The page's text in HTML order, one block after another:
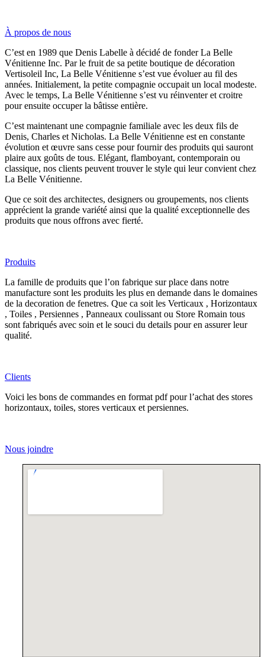
À propos de nous
C’est en 1989 que Denis Labelle à décidé de fonder La Belle
Vénitienne Inc. Par le fruit de sa petite boutique de décoration
Vertisoleil Inc, La Belle Vénitienne s’est vue évoluer au fil des
années. Initialement, la petite compagnie occupait un local modeste.
Avec le temps, La Belle Vénitienne s’est vu réinventer et croitre
pour ensuite occuper la bâtisse entière.
C’est maintenant une compagnie familiale avec les deux fils de
Denis, Charles et Nicholas. La Belle Vénitienne est en constante
évolution et œuvre sans cesse pour fournir des produits qui sauront
plaire aux goûts de tous. Elégant, flamboyant, contemporain ou
classique, nos clients peuvent trouver le style qui leur convient chez
La Belle Vénitienne.
Que ce soit des architectes, designers ou groupements, nos clients
apprécient la grande variété ainsi que la qualité exceptionnelle des
produits que nous offrons avec fierté.
Produits
La famille de produits que l’on fabrique sur place dans notre
manufacture sont les produits les plus en demande dans le domaines
de la decoration de fenetres. Que ca soit les Verticaux , Horizontaux
, Toiles , Persiennes , Panneaux coulissant ou Store Romain tous
sont fabriqués avec soin et le souci du details pour en assurer leur
qualité.
Clients
Voici les bons de commandes en format pdf pour l’achat des stores
horizontaux, toiles, stores verticaux et persiennes.
Nous joindre